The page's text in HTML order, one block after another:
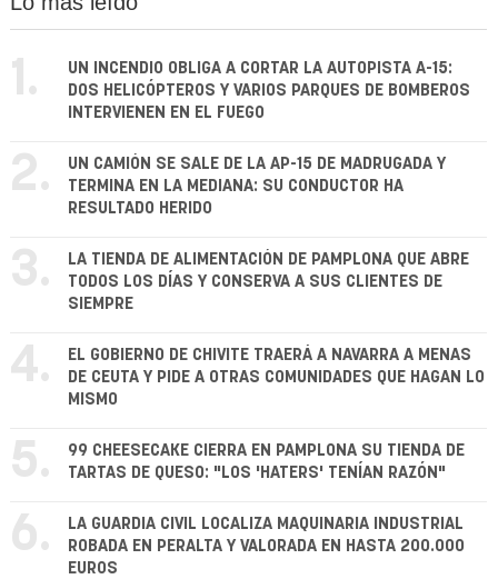
1.
UN INCENDIO OBLIGA A CORTAR LA AUTOPISTA A-15:
DOS HELICÓPTEROS Y VARIOS PARQUES DE BOMBEROS
INTERVIENEN EN EL FUEGO
2.
UN CAMIÓN SE SALE DE LA AP-15 DE MADRUGADA Y
TERMINA EN LA MEDIANA: SU CONDUCTOR HA
RESULTADO HERIDO
3.
LA TIENDA DE ALIMENTACIÓN DE PAMPLONA QUE ABRE
TODOS LOS DÍAS Y CONSERVA A SUS CLIENTES DE
SIEMPRE
4.
EL GOBIERNO DE CHIVITE TRAERÁ A NAVARRA A MENAS
DE CEUTA Y PIDE A OTRAS COMUNIDADES QUE HAGAN LO
MISMO
5.
99 CHEESECAKE CIERRA EN PAMPLONA SU TIENDA DE
TARTAS DE QUESO: "LOS 'HATERS' TENÍAN RAZÓN"
6.
LA GUARDIA CIVIL LOCALIZA MAQUINARIA INDUSTRIAL
ROBADA EN PERALTA Y VALORADA EN HASTA 200.000
EUROS